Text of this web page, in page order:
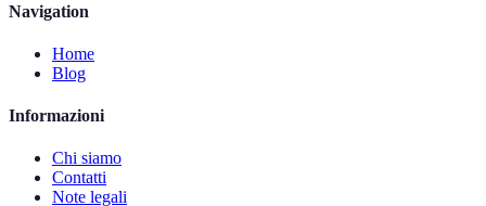
Navigation
Home
Blog
Informazioni
Chi siamo
Contatti
Note legali